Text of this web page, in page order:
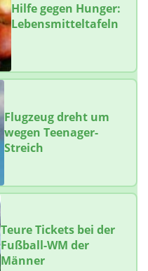
Hilfe gegen Hunger:
Lebensmitteltafeln
Flugzeug dreht um
wegen Teenager-
Streich
Teure Tickets bei der
Fußball-WM der
Männer